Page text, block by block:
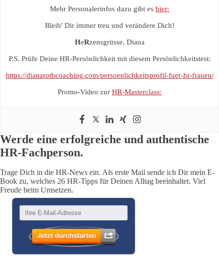
Mehr Personalerinfos dazu gibt es hier:
Bleib' Dir immer treu und verändere Dich!
HeRzensgrüsse, Diana
P.S. Prüfe Deine HR-Persönlichkeit mit diesem Persönlichkeitstest:
https://dianarothcoaching.com/persoenlichkeitsprofil-fuer-hr-frauen/
Promo-Video zur HR-Masterclass:
Werde eine erfolgreiche und authentische
HR-Fachperson.
Trage Dich in die HR-News ein. Als erste Mail sende ich Dir mein E-
Book zu, welches 26 HR-Tipps für Deinen Alltag beeinhaltet. Viel
Freude beim Umsetzen.